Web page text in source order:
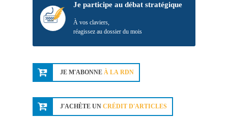
Je participe au débat stratégique
À vos claviers,
réagissez au dossier du mois
JE M'ABONNE À LA RDN
J'ACHÈTE UN CRÉDIT D'ARTICLES